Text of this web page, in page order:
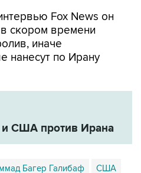
Fox News он
в скором времени
иначе
нанесут по Ирану
США против Ирана
Багер Галибаф США